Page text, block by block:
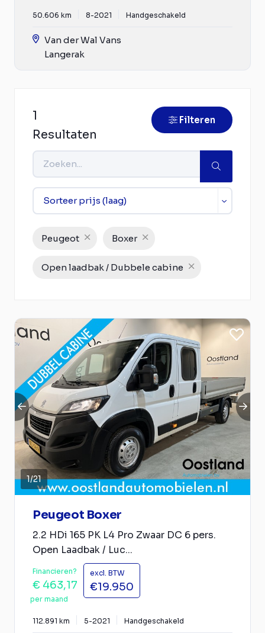
50.606 km 8-2021 Handgeschakeld
Van der Wal Vans
Langerak
1
Resultaten
Filteren
Peugeot Boxer
Open laadbak / Dubbele cabine
1/21
Peugeot Boxer
2.2 HDi 165 PK L4 Pro Zwaar DC 6 pers.
Open Laadbak / Luc...
Financieren?
€ 463,17
per maand
excl. BTW
€19.950
112.891 km 5-2021 Handgeschakeld